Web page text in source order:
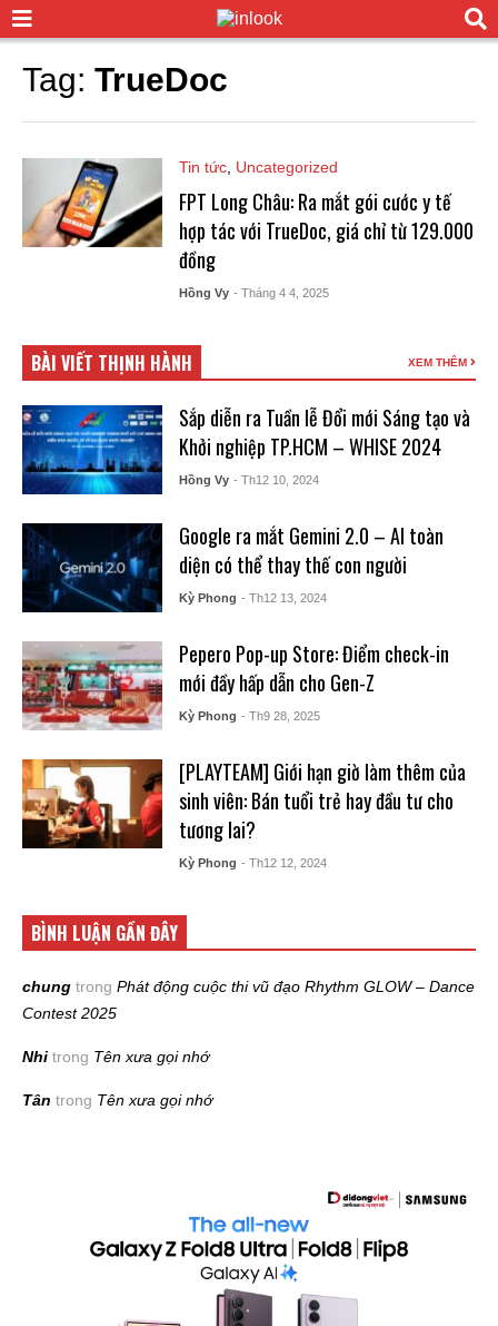
Tag: TrueDoc
Tin tức, Uncategorized
FPT Long Châu: Ra mắt gói cước y tế
hợp tác với TrueDoc, giá chỉ từ 129.000
đồng
Hồng Vy - Tháng 4 4, 2025
BÀI VIẾT THỊNH HÀNH XEM THÊM
Sắp diễn ra Tuần lễ Đổi mới Sáng tạo và
Khởi nghiệp TP.HCM – WHISE 2024
Hồng Vy - Th12 10, 2024
Google ra mắt Gemini 2.0 – AI toàn
diện có thể thay thế con người
Kỳ Phong - Th12 13, 2024
Pepero Pop-up Store: Điểm check-in
mới đầy hấp dẫn cho Gen-Z
Kỳ Phong - Th9 28, 2025
[PLAYTEAM] Giới hạn giờ làm thêm của
sinh viên: Bán tuổi trẻ hay đầu tư cho
tương lai?
Kỳ Phong - Th12 12, 2024
BÌNH LUẬN GẦN ĐÂY
chung trong Phát động cuộc thi vũ đạo Rhythm GLOW – Dance
Contest 2025
Nhi trong Tên xưa gọi nhớ
Tân trong Tên xưa gọi nhớ